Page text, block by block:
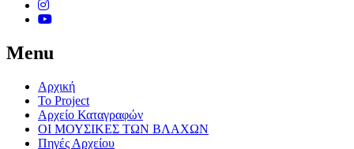
Menu
Αρχική
Το Project
Αρχείο Καταγραφών
ΟΙ ΜΟΥΣΙΚΕΣ ΤΩΝ ΒΛΑΧΩΝ
Πηγές Αρχείου